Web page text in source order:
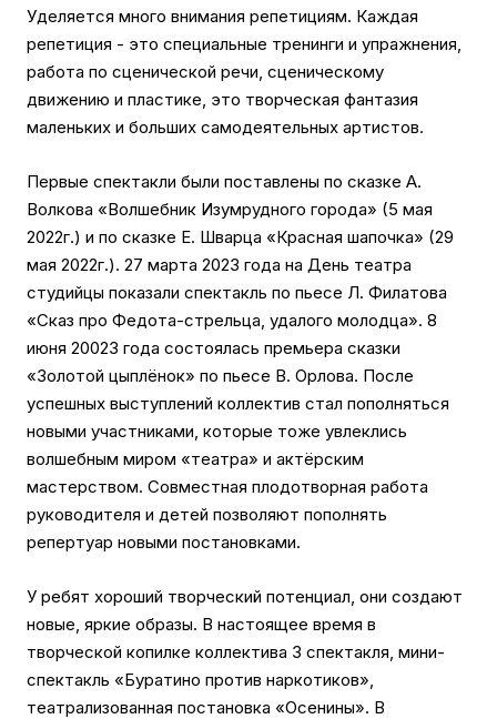
Уделяется много внимания репетициям. Каждая
репетиция - это специальные тренинги и упражнения,
работа по сценической речи, сценическому
движению и пластике, это творческая фантазия
маленьких и больших самодеятельных артистов.
Первые спектакли были поставлены по сказке А.
Волкова «Волшебник Изумрудного города» (5 мая
2022г.) и по сказке Е. Шварца «Красная шапочка» (29
мая 2022г.). 27 марта 2023 года на День театра
студийцы показали спектакль по пьесе Л. Филатова
«Сказ про Федота-стрельца, удалого молодца». 8
июня 20023 года состоялась премьера сказки
«Золотой цыплёнок» по пьесе В. Орлова. После
успешных выступлений коллектив стал пополняться
новыми участниками, которые тоже увлеклись
волшебным миром «театра» и актёрским
мастерством. Совместная плодотворная работа
руководителя и детей позволяют пополнять
репертуар новыми постановками.
У ребят хороший творческий потенциал, они создают
новые, яркие образы. В настоящее время в
творческой копилке коллектива 3 спектакля, мини-
спектакль «Буратино против наркотиков»,
театрализованная постановка «Осенины». В